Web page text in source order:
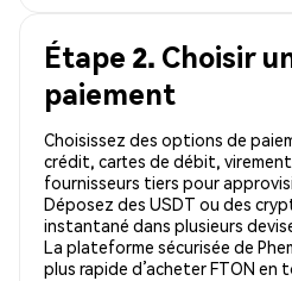
Étape 2. Choisir
paiement
Choisissez des options de
crédit, cartes de débit,
fournisseurs tiers pour
Déposez des USDT ou des
instantané dans plusieurs
La plateforme sécurisée de
plus rapide d’acheter FTON